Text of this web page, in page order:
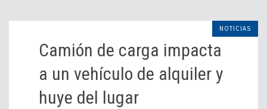
NOTICIAS
Camión de carga impacta
a un vehículo de alquiler y
huye del lugar